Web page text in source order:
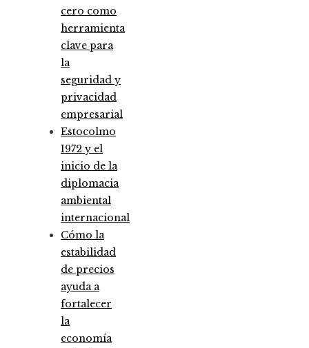
cero como
herramienta
clave para
la
seguridad y
privacidad
empresarial
Estocolmo
1972 y el
inicio de la
diplomacia
ambiental
internacional
Cómo la
estabilidad
de precios
ayuda a
fortalecer
la
economía